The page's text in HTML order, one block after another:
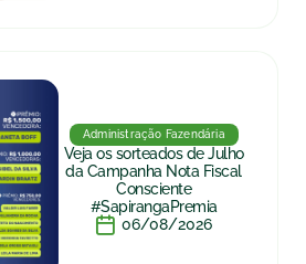
Administração Fazendária
Veja os sorteados de Julho
da Campanha Nota Fiscal
Consciente
#SapirangaPremia
06/08/2026